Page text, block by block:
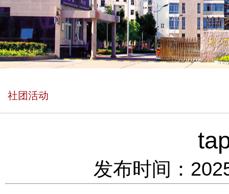
社团活动
发布时间：